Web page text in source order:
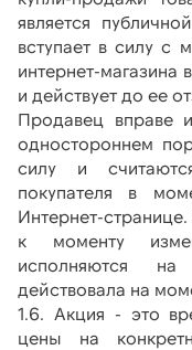
является
вступает в силу с
интернет-
и действует до ее
Продавец вправе
одностороннем
силу и
покупателя в
Интернет-
к моменту
исполняются
действовала на
1.6. Акция - это
цены на